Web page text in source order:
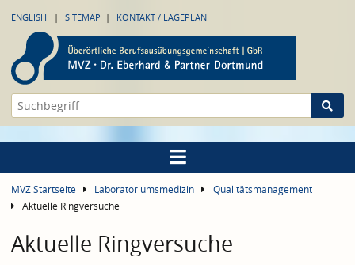
ENGLISH SITEMAP KONTAKT / LAGEPLAN
MVZ Startseite Laboratoriumsmedizin
Qualitätsmanagement
Aktuelle Ringversuche
Aktuelle Ringversuche